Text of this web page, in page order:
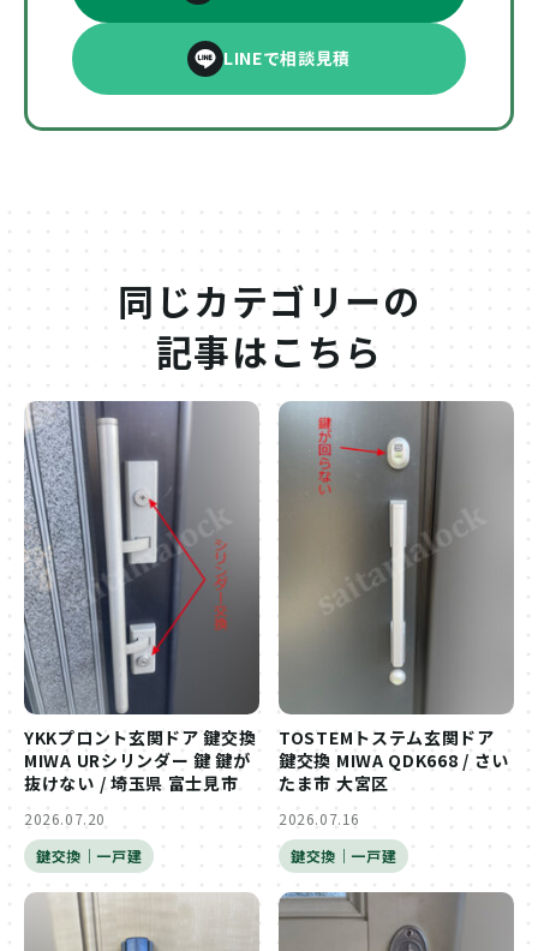
LINEで相談見積
同じカテゴリーの
記事はこちら
YKKプロント玄関ドア 鍵交換
MIWA URシリンダー 鍵 鍵が
抜けない / 埼玉県 富士見市
2026.07.20
鍵交換｜一戸建
TOSTEMトステム玄関ドア
鍵交換 MIWA QDK668 / さい
たま市 大宮区
2026.07.16
鍵交換｜一戸建